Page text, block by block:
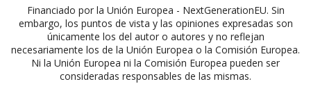
Financiado por la Unión Europea - NextGenerationEU. Sin
embargo, los puntos de vista y las opiniones expresadas son
únicamente los del autor o autores y no reflejan
necesariamente los de la Unión Europea o la Comisión Europea.
Ni la Unión Europea ni la Comisión Europea pueden ser
consideradas responsables de las mismas.